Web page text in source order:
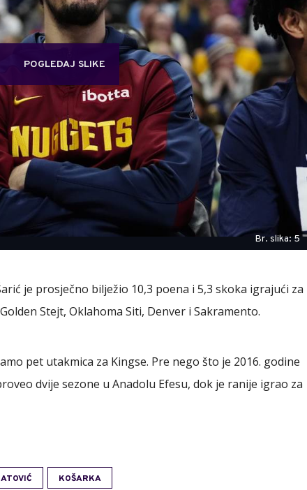
POGLEDAJ SLIKE
Br. slika: 5
je prosječno bilježio 10,3 poena i 5,3 skoka igrajući za
Stejt, Oklahoma Siti, Denver i Sakramento.
pet utakmica za Kingse. Pre nego što je 2016. godine
dvije sezone u Anadolu Efesu, dok je ranije igrao za
KOŠARKA